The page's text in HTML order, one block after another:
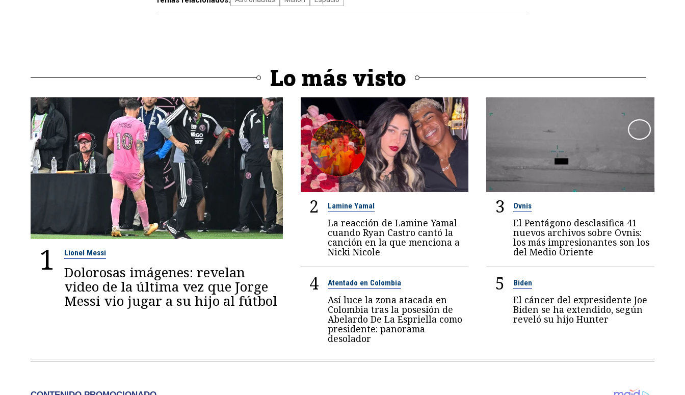
Lo más visto
1 Lionel Messi
Dolorosas imágenes: revelan
video de la última vez que Jorge
Messi vio jugar a su hijo al fútbol
2 Lamine Yamal
La reacción de Lamine Yamal
cuando Ryan Castro cantó la
canción en la que menciona a
Nicki Nicole
3 Ovnis
El Pentágono desclasifica 41
nuevos archivos sobre Ovnis:
los más impresionantes son los
del Medio Oriente
4 Atentado en Colombia
Así luce la zona atacada en
Colombia tras la posesión de
Abelardo De La Espriella como
presidente: panorama
desolador
5 Biden
El cáncer del expresidente Joe
Biden se ha extendido, según
reveló su hijo Hunter